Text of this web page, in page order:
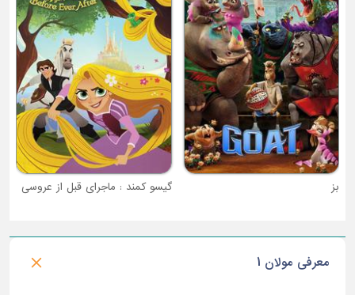
گیسو کمند : ماجرای قبل از عروسی
معرفی مولان 1